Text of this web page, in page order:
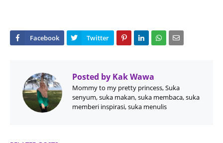
Posted by Kak Wawa
Mommy to my pretty princess, Suka
senyum, suka makan, suka membaca, suka
memberi inspirasi, suka menulis